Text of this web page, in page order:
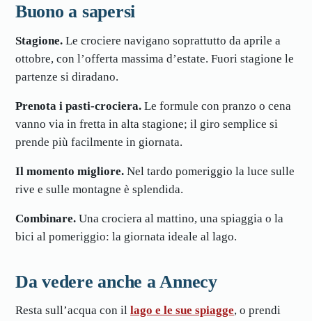
Buono a sapersi
Stagione. Le crociere navigano soprattutto da aprile a
ottobre, con l’offerta massima d’estate. Fuori stagione le
partenze si diradano.
Prenota i pasti-crociera. Le formule con pranzo o cena
vanno via in fretta in alta stagione; il giro semplice si
prende più facilmente in giornata.
Il momento migliore. Nel tardo pomeriggio la luce sulle
rive e sulle montagne è splendida.
Combinare. Una crociera al mattino, una spiaggia o la
bici al pomeriggio: la giornata ideale al lago.
Da vedere anche a Annecy
Resta sull’acqua con il lago e le sue spiagge, o prendi